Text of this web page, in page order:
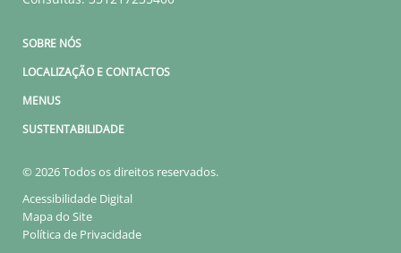
SOBRE NÓS
LOCALIZAÇÃO E CONTACTOS
MENUS
SUSTENTABILIDADE
© 2026 Todos os direitos reservados.
Acessibilidade Digital
Mapa do Site
Política de Privacidade